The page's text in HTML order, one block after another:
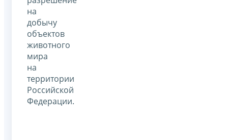
на
добычу
объектов
животного
мира
на
территории
Российской
Федерации.